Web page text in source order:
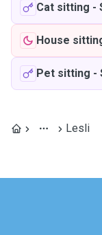
Cat sitting -
House
Pet sitting -
Lesli